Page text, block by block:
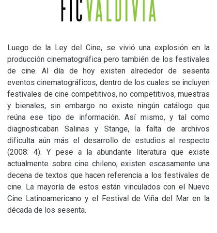
Luego de la Ley del Cine, se vivió una explosión en la
producción cinematográfica pero también de los festivales
de cine. Al día de hoy existen alrededor de sesenta
eventos cinematográficos, dentro de los cuales se incluyen
festivales de cine competitivos, no competitivos, muestras
y bienales, sin embargo no existe ningún catálogo que
reúna ese tipo de información. Así mismo, y tal como
diagnosticaban Salinas y Stange, la falta de archivos
dificulta aún más el desarrollo de estudios al respecto
(2008: 4). Y pese a la abundante literatura que existe
actualmente sobre cine chileno, existen escasamente una
decena de textos que hacen referencia a los festivales de
cine. La mayoría de estos están vinculados con el Nuevo
Cine Latinoamericano y el Festival de Viña del Mar en la
década de los sesenta.